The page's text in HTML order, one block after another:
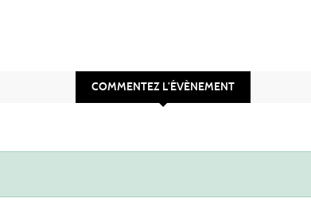
COMMENTEZ L’ÉVÈNEMENT